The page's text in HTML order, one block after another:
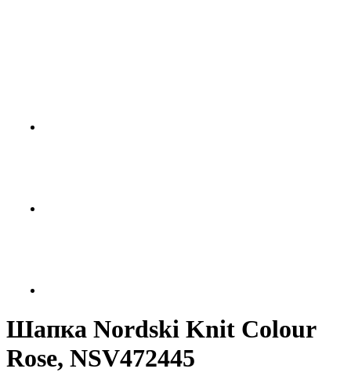
Шaпка Nordski Knit Colour
Rose, NSV472445